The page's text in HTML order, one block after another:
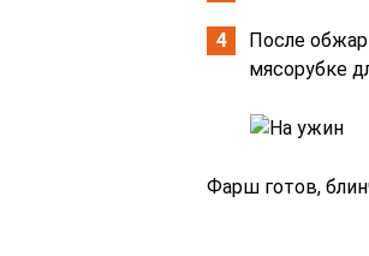
После
мясорубке
Фарш готов,